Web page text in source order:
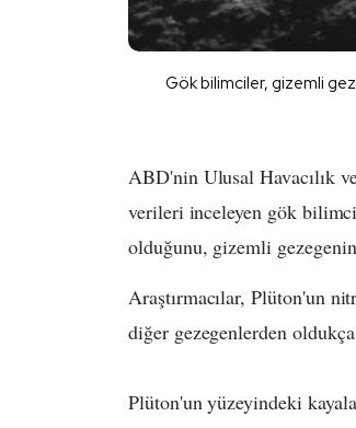
Gök bilimciler, gizemli
ABD'nin Ulusal Havacılık
verileri inceleyen gök
olduğunu, gizemli gezegenin
​Araştırmacılar, Plüton'un
diğer gezegenlerden
Plüton'un yüzeyindeki